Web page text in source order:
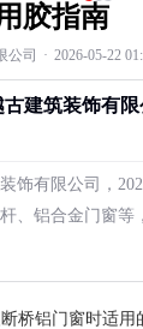
胶指南
公司 · 2026-05-22
建筑装饰有限
饰有限公司，
、铝合金门窗等
桥铝门窗时适